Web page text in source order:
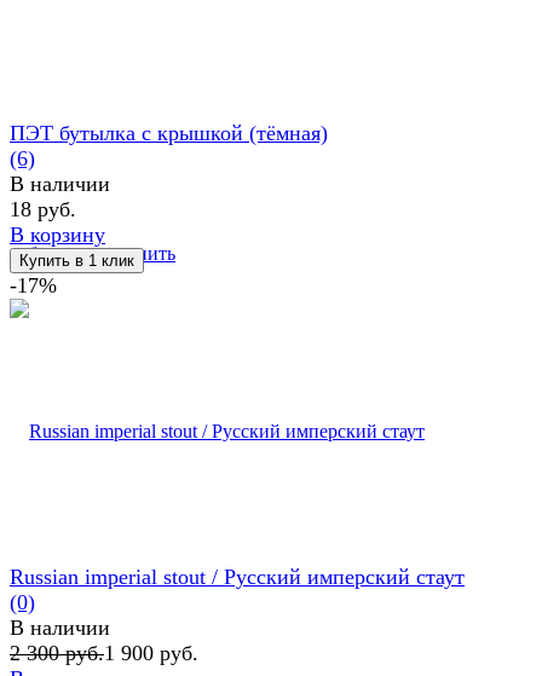
избранное сравнить
ПЭТ бутылка с крышкой (тёмная)
(6)
В наличии
18 руб.
В корзину
-17%
Russian imperial stout / Русский имперский стаут
(0)
В наличии
2 300 руб.1 900 руб.